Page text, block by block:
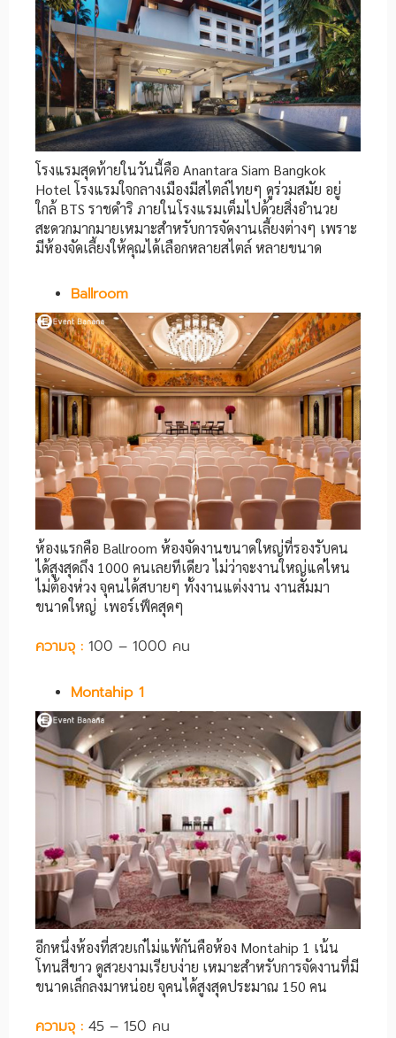
โรงแรมสุดท้ายในวันนี้คือ Anantara Siam Bangkok
Hotel โรงแรมใจกลางเมืองมีสไตล์ไทยๆ ดูร่วมสมัย อยู่
ใกล้ BTS ราชดำริ ภายในโรงแรมเต็มไปด้วยสิ่งอำนวย
สะดวกมากมายเหมาะสำหรับการจัดงานเลี้ยงต่างๆ เพราะ
มีห้องจัดเลี้ยงให้คุณได้เลือกหลายสไตล์ หลายขนาด
Ballroom
ห้องแรกคือ Ballroom ห้องจัดงานขนาดใหญ่ที่รองรับคน
ได้สูงสุดถึง 1000 คนเลยทีเดียว ไม่ว่าจะงานใหญ่แค่ไหน
ไม่ต้องห่วง จุคนได้สบายๆ ทั้งงานแต่งงาน งานสัมมา
ขนาดใหญ่ เพอร์เฟ็คสุดๆ
ความจุ : 100 – 1000 คน
Montahip 1
อีกหนึ่งห้องที่สวยเก๋ไม่แพ้กันคือห้อง Montahip 1 เน้น
โทนสีขาว ดูสวยงามเรียบง่าย เหมาะสำหรับการจัดงานที่มี
ขนาดเล็กลงมาหน่อย จุคนได้สูงสุดประมาณ 150 คน
ความจุ : 45 – 150 คน